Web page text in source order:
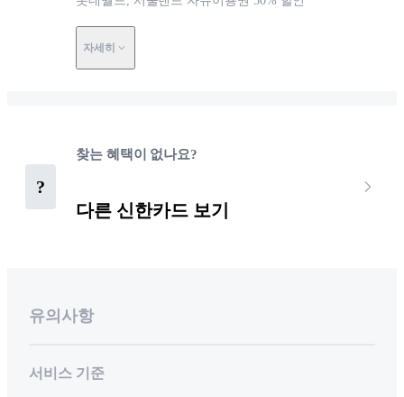
자세히
?
찾는 혜택이 없나요?
다른 신한카드 보기
유의사항
서비스 기준